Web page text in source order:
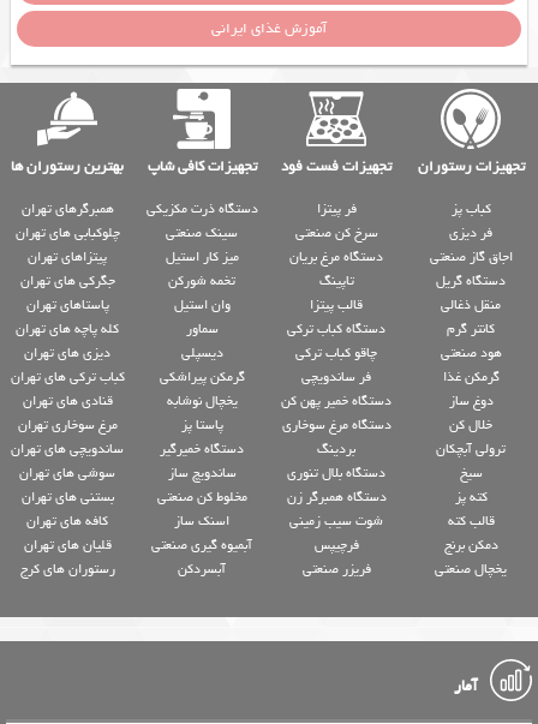
آموزش غذای ایرانی
تجهیزات رستوران تجهیزات فست فود تجهیزات کافی شاپ بهترین رستوران ها
کباب پز
فر دیزی
اجاق گاز صنعتی
دستگاه گریل
منقل ذغالی
کانتر گرم
هود صنعتی
گرمکن غذا
دوغ ساز
خلال کن
ترولی آبچکان
سیخ
کته پز
قالب کته
دمکن برنج
یخچال صنعتی
فر پیتزا
سرخ کن صنعتی
دستگاه مرغ بریان
تاپینگ
قالب پیتزا
دستگاه کباب ترکی
چاقو کباب ترکی
فر ساندویچی
دستگاه خمیر پهن کن
دستگاه مرغ سوخاری
بردینگ
دستگاه بلال تنوری
دستگاه همبرگر زن
شوت سیب زمینی
فرچیپس
فریزر صنعتی
دستگاه ذرت مکزیکی
سینک صنعتی
میز کار استیل
تخمه شورکن
وان استیل
سماور
دیسپلی
گرمکن پیراشکی
یخچال نوشابه
پاستا پز
دستگاه خمیرگیر
ساندویچ ساز
مخلوط کن صنعتی
اسنک ساز
آبمیوه گیری صنعتی
آبسردکن
همبرگرهای تهران
چلوکبابی های تهران
پیتزاهای تهران
جگرکی های تهران
پاستاهای تهران
کله پاچه های تهران
دیزی های تهران
کباب ترکی های تهران
قنادی های تهران
مرغ سوخاری تهران
ساندویچی های تهران
سوشی های تهران
بستنی های تهران
کافه های تهران
قلیان های تهران
رستوران های کرج
آمار